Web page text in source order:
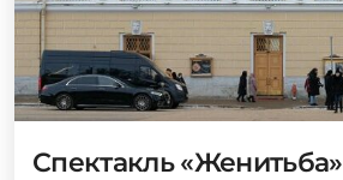
Спектакль «Женитьба»